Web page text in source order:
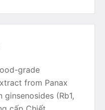
grade
from Panax
(Rb1,